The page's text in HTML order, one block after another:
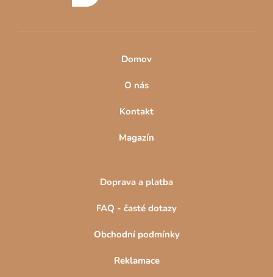
Domov
O nás
Kontakt
Magazín
Doprava a platba
FAQ - časté dotazy
Obchodní podmínky
Reklamace